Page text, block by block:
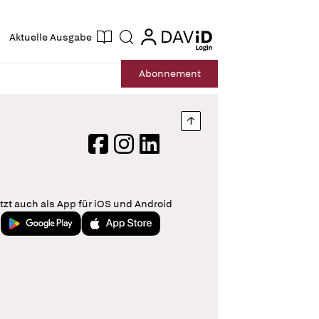
Aktuelle Ausgabe Suche login
login
Abonnement
Nach oben springen
FacebookInstagram
LinkedIn
auch als App für iOS und Android
Jetzt bei Google PlayLaden im App Store